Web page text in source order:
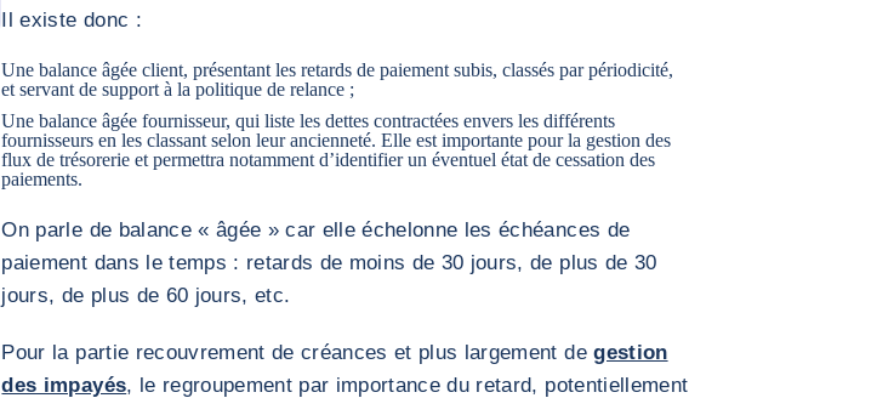
Il existe donc :
Une balance âgée client, présentant les retards de paiement subis, classés par périodicité,
et servant de support à la politique de relance ;
Une balance âgée fournisseur, qui liste les dettes contractées envers les différents
fournisseurs en les classant selon leur ancienneté. Elle est importante pour la gestion des
flux de trésorerie et permettra notamment d’identifier un éventuel état decessation des
paiements.
On parle de balance « âgée » car elle échelonne les échéances de
paiement dans le temps : retards de moins de 30 jours, de plus de 30
jours, de plus de 60 jours, etc.
Pour la partie recouvrement de créances et plus largement degestion
des impayés, le regroupement par importance du retard, potentiellement